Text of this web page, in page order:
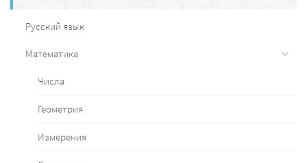
Русский язык
Математика
Числа
Геометрия
Измерения